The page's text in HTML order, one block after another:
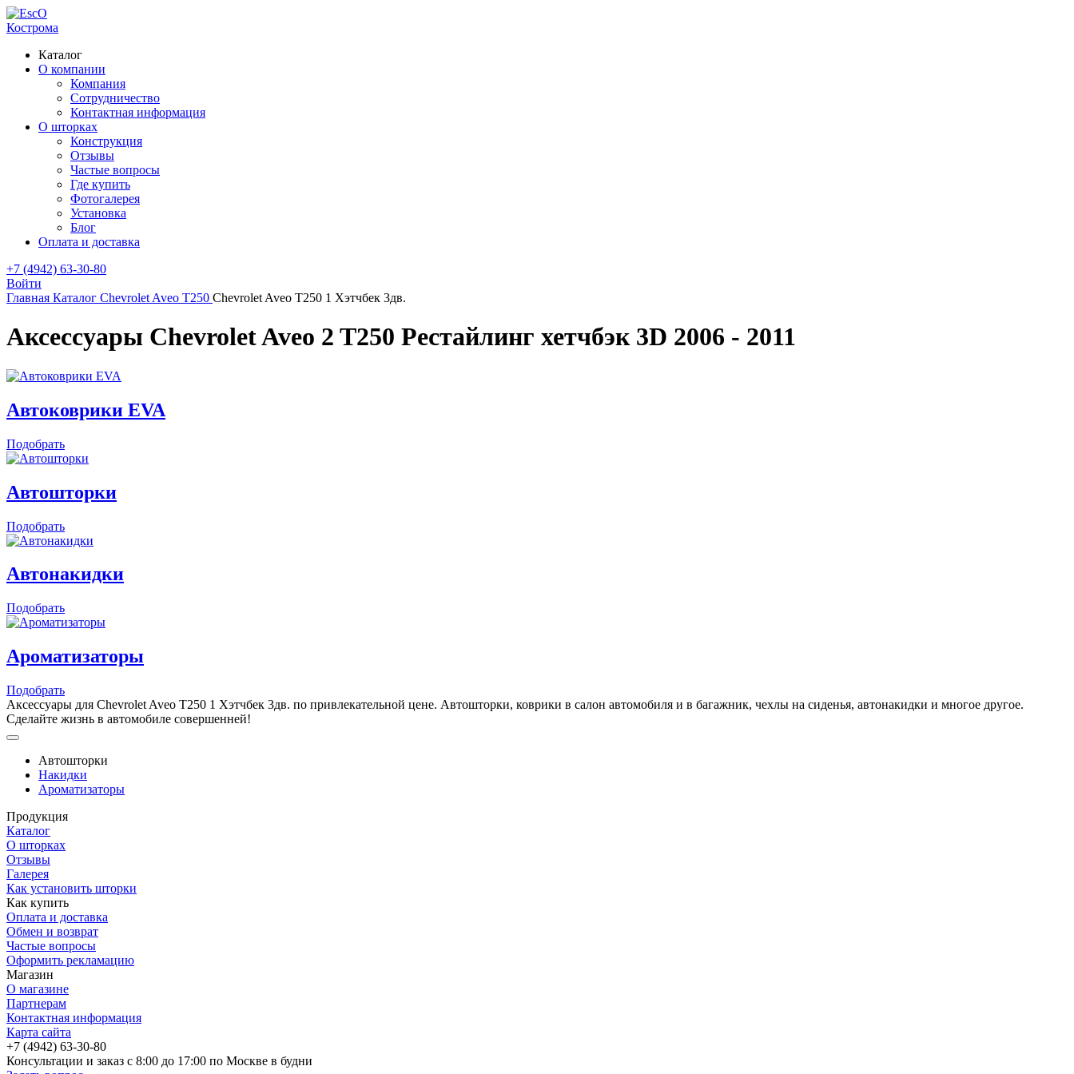
Кострома
Каталог
О компании
Компания
Сотрудничество
Контактная информация
О шторках
Конструкция
Отзывы
Частые вопросы
Где купить
Фотогалерея
Установка
Блог
Оплата и доставка
+7 (4942) 63-30-80
Войти
Главная Каталог Chevrolet Aveo T250 Chevrolet Aveo T250 1 Хэтчбек 3дв.
Аксессуары Chevrolet Aveo 2 T250 Рестайлинг хетчбэк 3D 2006 - 2011
Автоковрики EVA
Подобрать
Автошторки
Подобрать
Автонакидки
Подобрать
Ароматизаторы
Подобрать
Аксессуары для Chevrolet Aveo T250 1 Хэтчбек 3дв. по привлекательной цене. Автошторки, коврики в салон автомобиля и в багажник, чехлы на сиденья, автонакидки и многое другое.
Сделайте жизнь в автомобиле совершенней!
Автошторки
Накидки
Ароматизаторы
Продукция
Каталог
О шторках
Отзывы
Галерея
Как установить шторки
Как купить
Оплата и доставка
Обмен и возврат
Частые вопросы
Оформить рекламацию
Магазин
О магазине
Партнерам
Контактная информация
Карта сайта
+7 (4942) 63-30-80
Консультации и заказ с 8:00 до 17:00 по Москве в будни